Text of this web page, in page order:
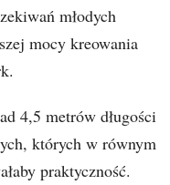
młodych
mocy kreowania
4,5 metrów długości
których w równym
praktyczność.